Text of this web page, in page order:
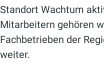
Standort Wachtum
Mitarbeitern gehören
Fachbetrieben der
weiter.